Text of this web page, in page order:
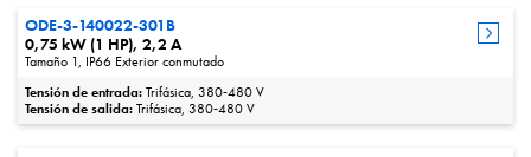
ODE-3-140022-301B
0,75 kW (1 HP), 2,2 A
Tamaño 1, IP66 Exterior conmutado
Tensión de entrada:Trifásica, 380‑480 V
Tensión de salida:Trifásica, 380‑480 V